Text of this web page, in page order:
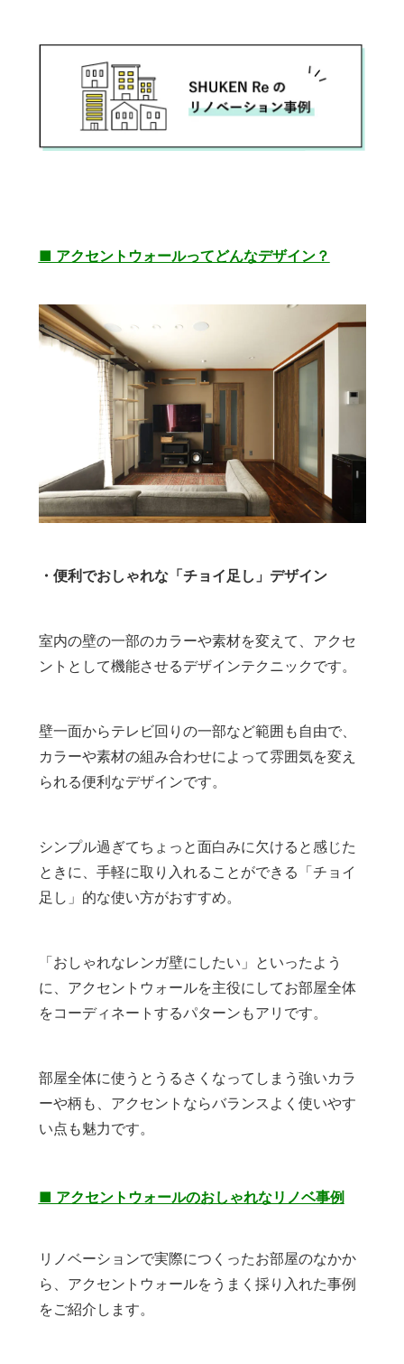
■ アクセントウォールってどんなデザイン？
・便利でおしゃれな「チョイ足し」デザイン
室内の壁の一部のカラーや素材を変えて、アクセ
ントとして機能させるデザインテクニックです。
壁一面からテレビ回りの一部など範囲も自由で、
カラーや素材の組み合わせによって雰囲気を変え
られる便利なデザインです。
シンプル過ぎてちょっと面白みに欠けると感じた
ときに、手軽に取り入れることができる「チョイ
足し」的な使い方がおすすめ。
「おしゃれなレンガ壁にしたい」といったよう
に、アクセントウォールを主役にしてお部屋全体
をコーディネートするパターンもアリです。
部屋全体に使うとうるさくなってしまう強いカラ
ーや柄も、アクセントならバランスよく使いやす
い点も魅力です。
■ アクセントウォールのおしゃれなリノベ事例
リノベーションで実際につくったお部屋のなかか
ら、アクセントウォールをうまく採り入れた事例
をご紹介します。